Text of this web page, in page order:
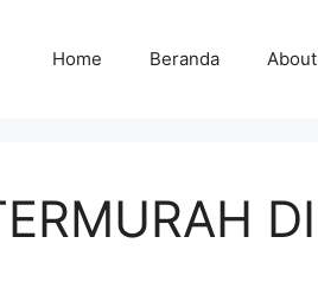
Home Beranda About
DI